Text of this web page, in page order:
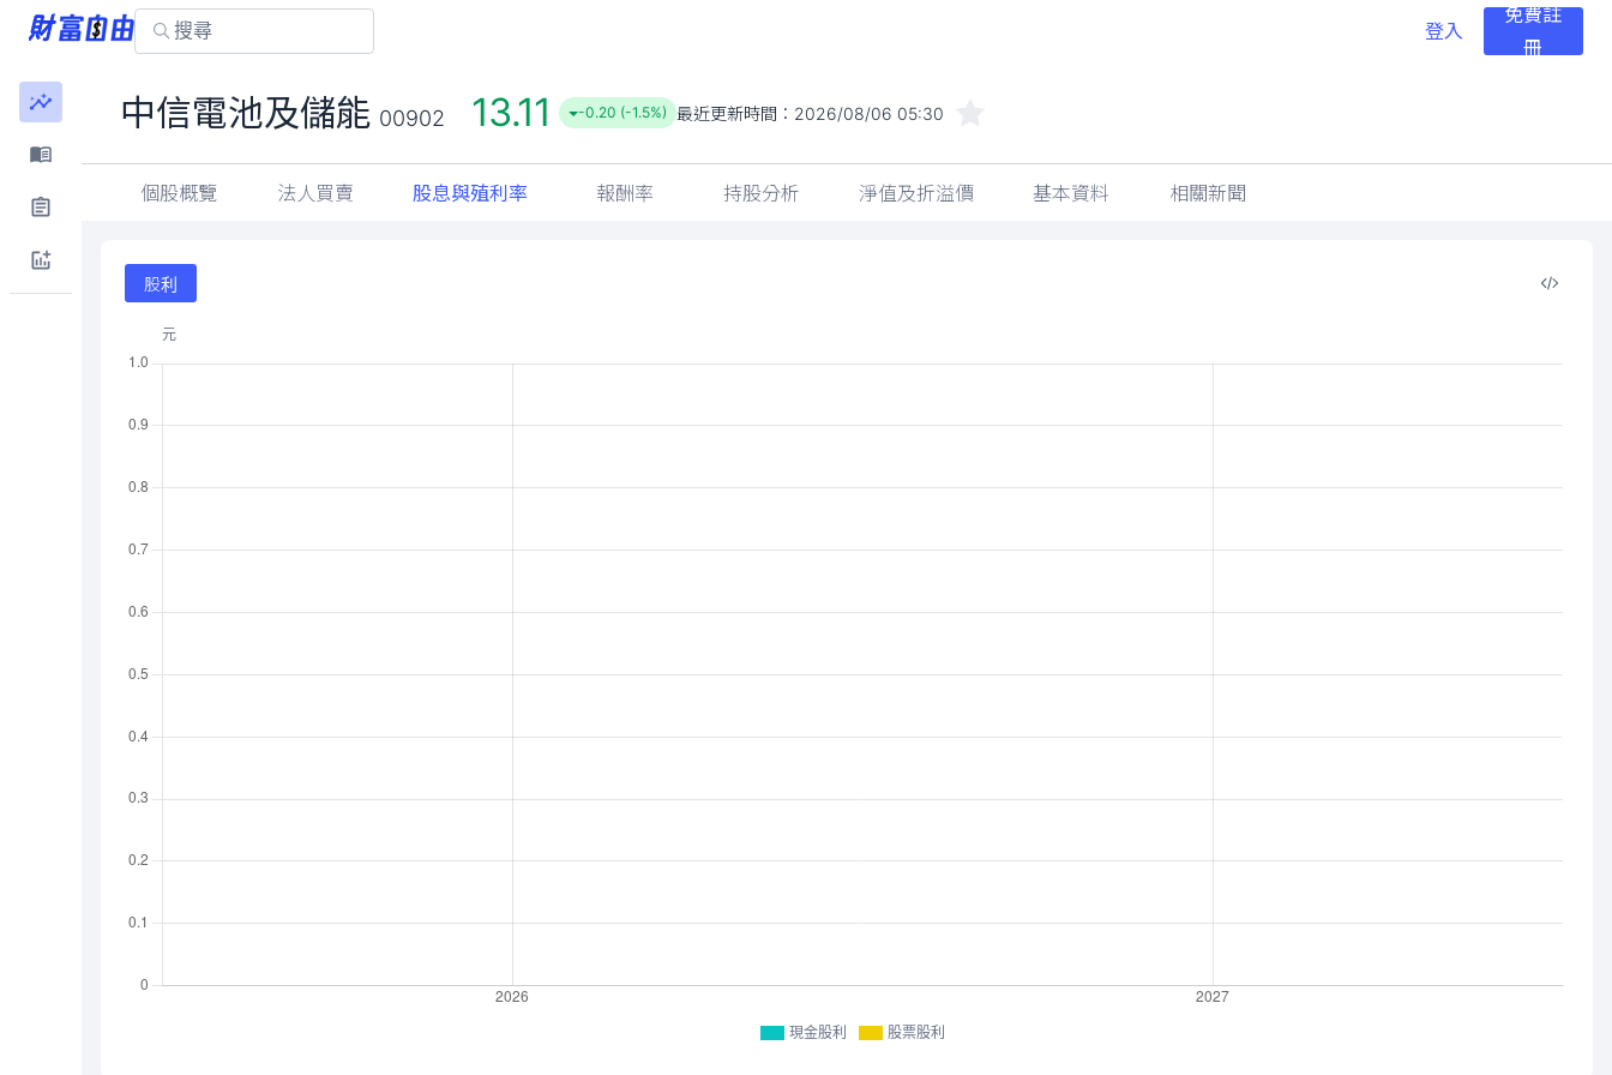
登入
免費註
冊
中信電池及儲能 00902 13.11 -0.20 (-1.5%) 最近更新時間： 2026/08/06 05:30
個股概覽 法人買賣 股息與殖利率 報酬率 持股分析 淨值及折溢價 基本資料 相關新聞
股利
現金股利 股票股利